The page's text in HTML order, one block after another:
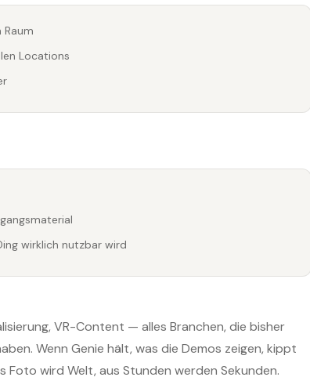
Raum
Locations
wirklich nutzbar wird
VR-Content — alles Branchen, die bisher
Wenn Genie hält, was die Demos zeigen, kippt
wird Welt, aus Stunden werden Sekunden.